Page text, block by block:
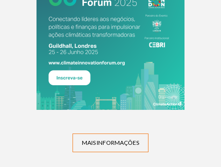
MAIS INFORMAÇÕES